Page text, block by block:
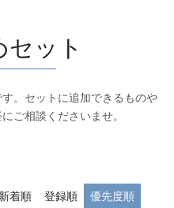
ット
。セットに追加できるものや
ご相談くださいませ。
新着順 登録順
優先度順